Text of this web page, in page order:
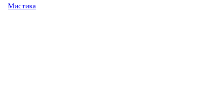
Мистика